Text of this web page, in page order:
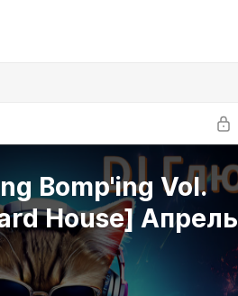
Bomp'ing Vol.
House] Апрель